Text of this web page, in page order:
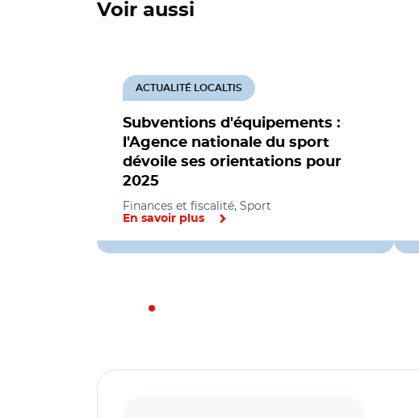
Voir aussi
Subventions d'équipements :
l'Agence nationale du sport
dévoile ses orientations pour
2025
ACTUALITÉ LOCALTIS
Finances et fiscalité, Sport
En savoir plus